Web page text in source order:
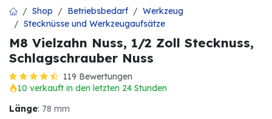
Shop Betriebsbedarf
Werkzeug
Stecknüsse und Werkzeugaufsätze
M8 Vielzahn Nuss, 1/2 Zoll Stecknuss,
Schlagschrauber Nuss
119 Bewertungen
10 verkauft in den letzten 24 Stunden
Länge: 78 mm